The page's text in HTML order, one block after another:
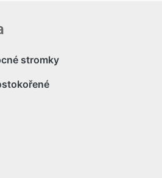
stromky